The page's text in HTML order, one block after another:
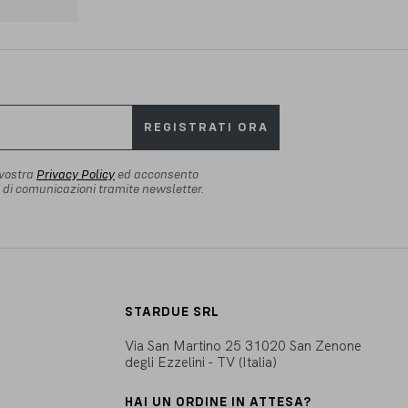
REGISTRATI ORA
Privacy Policyed acconsento
comunicazioni tramite newsletter.
STARDUE SRL
Via San Martino 25 31020 San Zenone
degli Ezzelini - TV (Italia)
HAI UN ORDINE IN ATTESA?